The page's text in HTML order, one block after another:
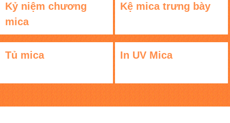
Kỷ niệm chương
mica
Kệ mica trưng bày
Tủ mica In UV Mica